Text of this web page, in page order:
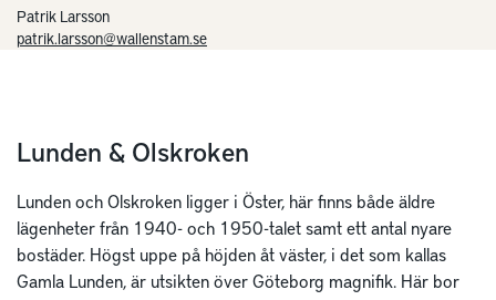
Patrik Larsson
patrik.larsson@wallenstam.se
Lunden & Olskroken
Lunden och Olskroken ligger i Öster, här finns både äldre
lägenheter från 1940- och 1950-talet samt ett antal nyare
bostäder. Högst uppe på höjden åt väster, i det som kallas
Gamla Lunden, är utsikten över Göteborg magnifik. Här bor